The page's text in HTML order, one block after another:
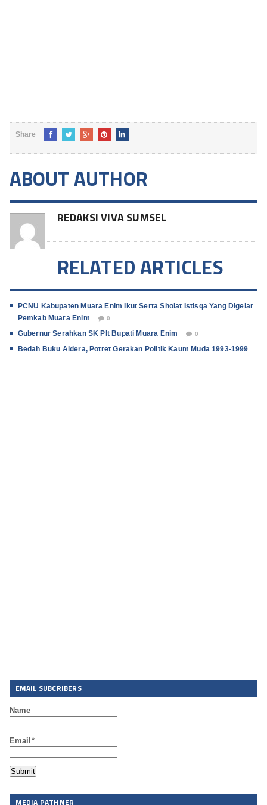
Share
ABOUT AUTHOR
REDAKSI VIVA SUMSEL
RELATED ARTICLES
PCNU Kabupaten Muara Enim Ikut Serta Sholat Istisqa Yang Digelar
Pemkab Muara Enim
0
Gubernur Serahkan SK Plt Bupati Muara Enim 0
Bedah Buku Aldera, Potret Gerakan Politik Kaum Muda 1993-1999
EMAIL SUBCRIBERS
Name
Email*
MEDIA PATHNER